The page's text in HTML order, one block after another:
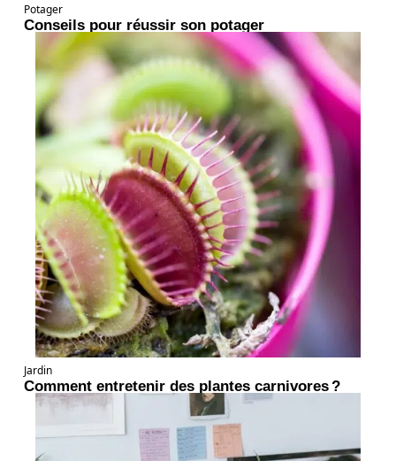
Potager
Conseils pour réussir son potager
Jardin
Comment entretenir des plantes carnivores ?